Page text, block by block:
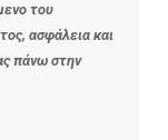
του
ασφάλεια και
πάνω στην